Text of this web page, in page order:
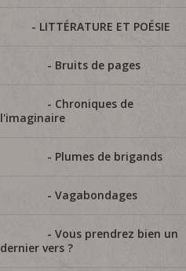
LITTÉRATURE ET POÉSIE
Bruits de pages
Chroniques de
l'imaginaire
Plumes de brigands
Vagabondages
Vous prendrez bien un
dernier vers ?